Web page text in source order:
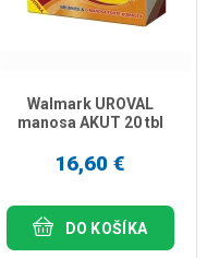
Walmark UROVAL
manosa AKUT 20 tbl
16,60 €
DO KOŠÍKA